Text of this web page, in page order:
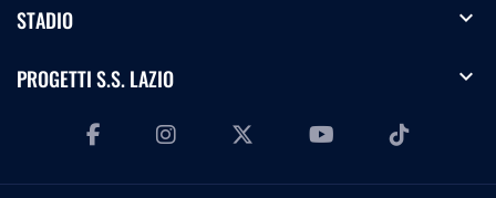
STADIO expand_more
PROGETTI S.S. LAZIO expand_more